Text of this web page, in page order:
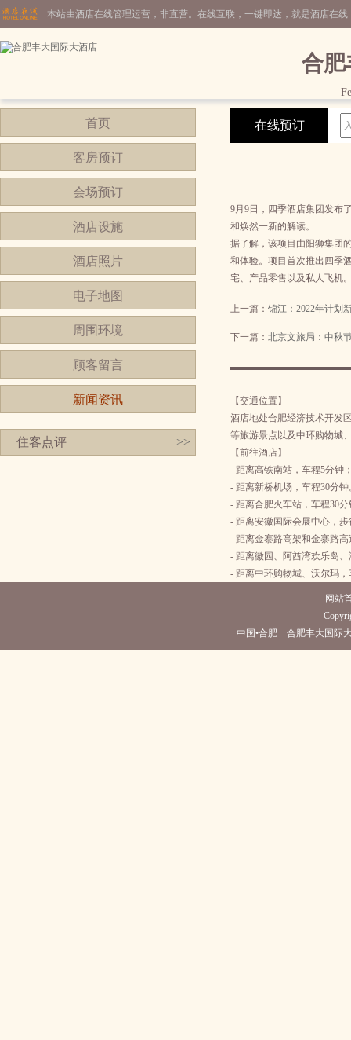
本站由酒店在线管理运营，非直营。在线互联，一键即达，就是酒店在线
合肥
首页
客房预订
会场预订
酒店设施
酒店照片
电子地图
周围环境
顾客留言
新闻资讯
住客点评 >>
在线预订
9月9日，四季酒店集团发布
和焕然一新的解读。
据了解，该项目由阳狮集团
和体验。项目首次推出四季
宅、产品零售以及私人飞机
上一篇： 锦江：2022年计划
下一篇： 北京文旅局：中秋
【交通位置】
酒店地处合肥经济技术开发
等旅游景点以及中环购物城
【前往酒店】
- 距离高铁南站，车程5分钟
- 距离新桥机场，车程30分钟
- 距离合肥火车站，车程30分
- 距离安徽国际会展中心，步
- 距离金寨路高架和金寨路
- 距离徽园、阿酋湾欢乐岛
- 距离中环购物城、沃尔玛，
网站
中国•合肥 合肥丰大国际大